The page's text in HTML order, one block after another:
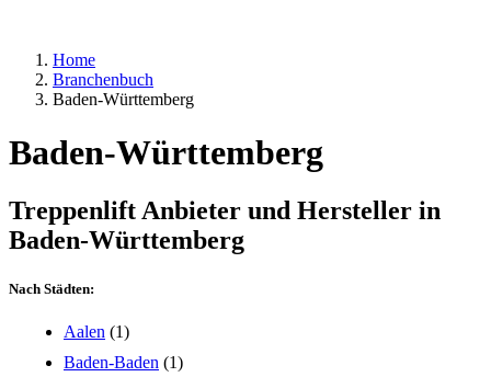
Home
Branchenbuch
Baden-Württemberg
Baden-Württemberg
Treppenlift Anbieter und Hersteller in
Baden-Württemberg
Nach Städten:
Aalen (1)
Baden-Baden (1)